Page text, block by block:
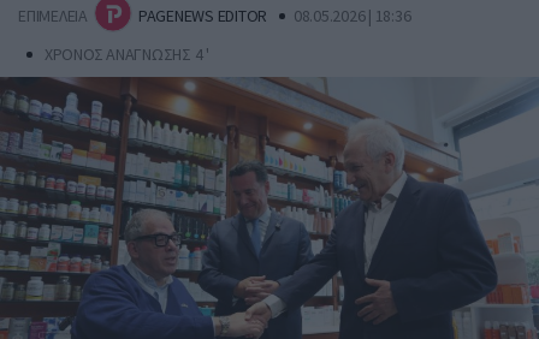
ΕΠΙΜΕΛΕΙΑ PAGENEWS EDITOR
08.05.2026 | 18:36
ΧΡΟΝΟΣ ΑΝΑΓΝΩΣΗΣ 4 '